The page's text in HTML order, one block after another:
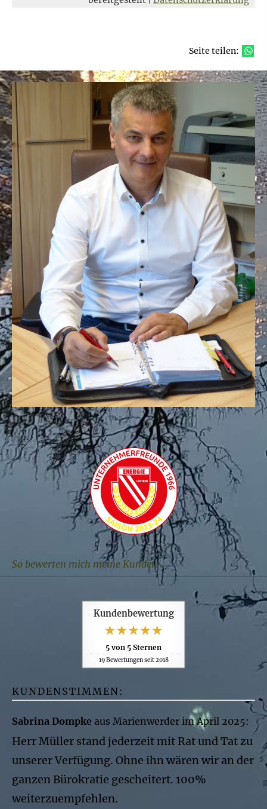
Seite teilen:
So bewerten mich meine Kunden...
Kundenbewertung
5 von 5 Sternen
19Bewertungen seit 2018
KUNDENSTIMMEN:
Sabrina Dompke aus Marienwerder im April 2025:
Herr Müller stand jederzeit mit Rat und Tat zu
unserer Verfügung. Ohne ihn wären wir an der
ganzen Bürokratie gescheitert. 100%
weiterzuempfehlen.